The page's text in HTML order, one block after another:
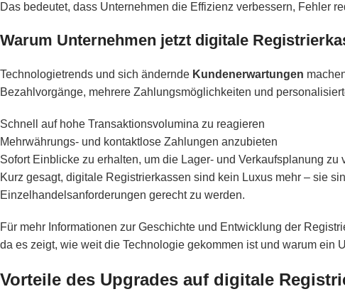
Das bedeutet, dass Unternehmen die Effizienz verbessern, Fehler
Warum Unternehmen jetzt digitale
Technologietrends und sich ändernde Kundenerwartungen
Bezahlvorgänge, mehrere Zahlungsmöglichkeiten und
Schnell auf hohe Transaktionsvolumina zu reagieren
Mehrwährungs- und kontaktlose Zahlungen anzubieten
Sofort Einblicke zu erhalten, um die Lager- und Verkaufsplanung zu
Kurz gesagt, digitale Registrierkassen sind kein Luxus mehr – sie
Einzelhandelsanforderungen gerecht zu werden.
Für mehr Informationen zur Geschichte und Entwicklung der
da es zeigt, wie weit die Technologie gekommen ist und warum ein
Vorteile des Upgrades auf digitale